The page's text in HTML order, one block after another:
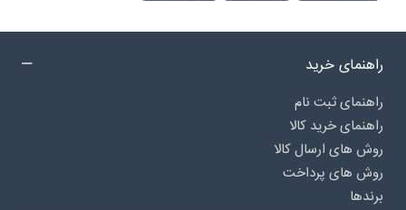
راهنمای خرید
راهنمای ثبت نام
راهنمای خرید کالا
روش های ارسال کالا
روش های پرداخت
برندها